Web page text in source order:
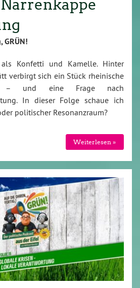
GRÜN!
Konfetti und Kamelle. Hinter
verbirgt sich ein Stück rheinische
– und eine Frage nach
In dieser Folge schaue ich
politischer Resonanzraum?
Weiterlesen »